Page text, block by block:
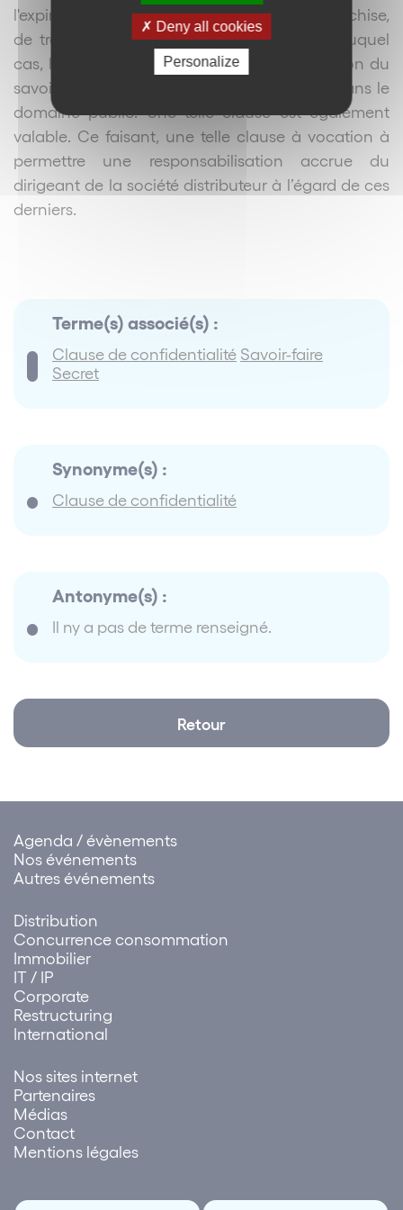
l'expiration du contrat (de distribution, de franchise,
de travail, de prestation de services, etc.) auquel
cas, l'obligation ne cessera qu'après l'extinction du
savoir-faire ou lorsque ce dernier tombera dans le
domaine public. Une telle clause est également
valable. Ce faisant, une telle clause à vocation à
permettre une responsabilisation accrue du
dirigeant de la société distributeur à l’égard de ces
derniers.
Terme(s) associé(s) :
Clause de confidentialité Savoir-faire
Secret
Synonyme(s) :
Clause de confidentialité
Antonyme(s) :
Il ny a pas de terme renseigné.
Retour
Agenda / évènements
Nos événements
Autres événements
Distribution
Concurrence consommation
Immobilier
IT / IP
Corporate
Restructuring
International
Nos sites internet
Partenaires
Médias
Contact
Mentions légales
Deny all cookies
Personalize